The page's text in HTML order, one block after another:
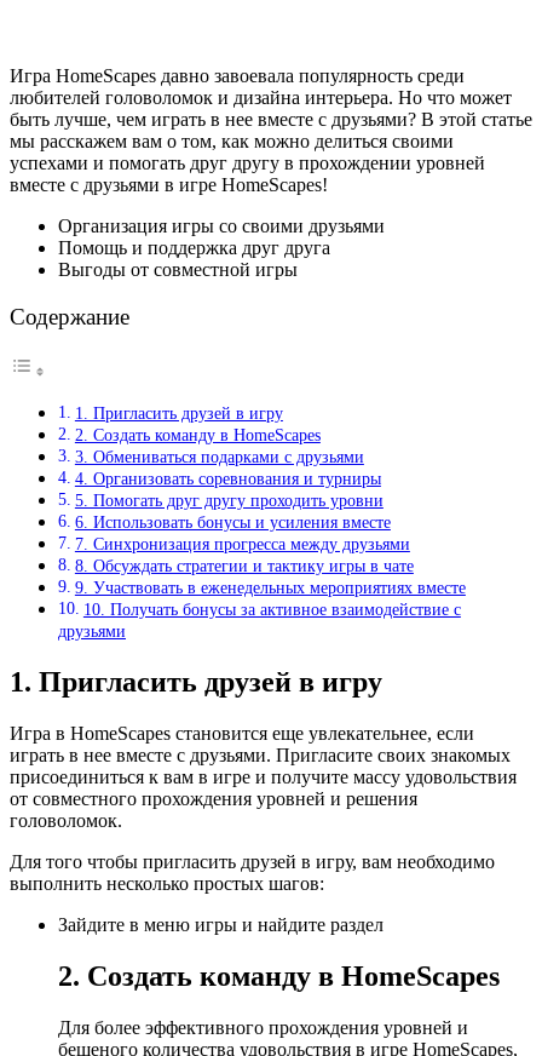
Игра HomeScapes давно завоевала популярность среди
любителей головоломок и дизайна интерьера. Но что может
быть лучше, чем играть в нее вместе с друзьями? В этой статье
мы расскажем вам о том, как можно делиться своими
успехами и помогать друг другу в прохождении уровней
вместе с друзьями в игре HomeScapes!
Организация игры со своими друзьями
Помощь и поддержка друг друга
Выгоды от совместной игры
Содержание
1. Пригласить друзей в игру
2. Создать команду в HomeScapes
3. Обмениваться подарками с друзьями
4. Организовать соревнования и турниры
5. Помогать друг другу проходить уровни
6. Использовать бонусы и усиления вместе
7. Синхронизация прогресса между друзьями
8. Обсуждать стратегии и тактику игры в чате
9. Участвовать в еженедельных мероприятиях вместе
10. Получать бонусы за активное взаимодействие с
друзьями
1. Пригласить друзей в игру
Игра в HomeScapes становится еще увлекательнее, если
играть в нее вместе с друзьями. Пригласите своих знакомых
присоединиться к вам в игре и получите массу удовольствия
от совместного прохождения уровней и решения
головоломок.
Для того чтобы пригласить друзей в игру, вам необходимо
выполнить несколько простых шагов:
Зайдите в меню игры и найдите раздел
2. Создать команду в HomeScapes
Для более эффективного прохождения уровней и
бешеного количества удовольствия в игре HomeScapes,